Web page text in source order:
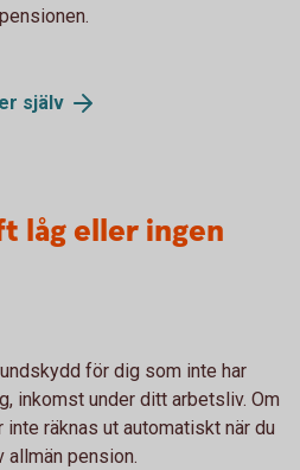
själv
låg eller ingen
för dig som inte har
inkomst under ditt arbetsliv. Om
räknas ut automatiskt när du
allmän pension.